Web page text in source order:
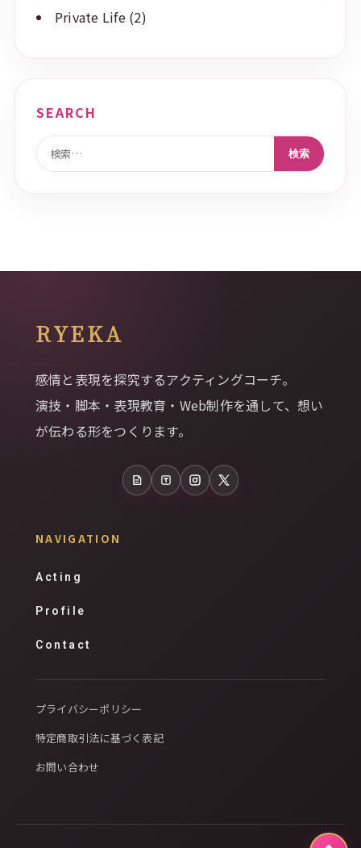
Private Life(2)
SEARCH
検索:
RYEKA
感情と表現を探究するアクティングコーチ。
演技・脚本・表現教育・Web制作を通して、想い
が伝わる形をつくります。
note TalesInstagram
X
NAVIGATION
Acting
Profile
Contact
プライバシーポリシー
特定商取引法に基づく表記
お問い合わせ